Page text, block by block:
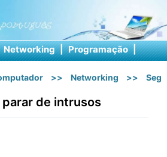
Networking | Programação |
>> Networking >>
parar de intrusos